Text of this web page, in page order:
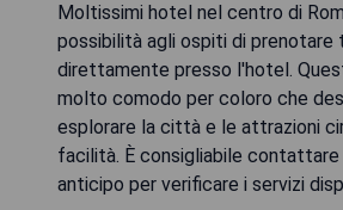
Moltissimi hotel nel centro di
possibilità agli ospiti di prenotare
direttamente presso l'hotel.
molto comodo per coloro che
esplorare la città e le attrazioni
facilità. È consigliabile
anticipo per verificare i servizi